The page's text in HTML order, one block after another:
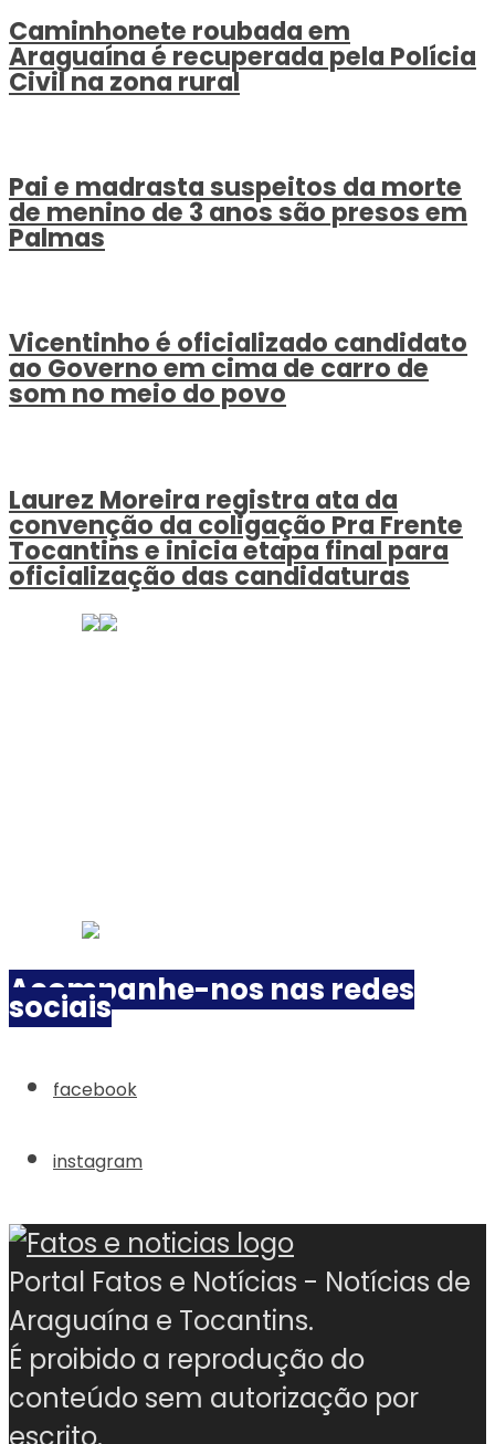
Caminhonete roubada em
Araguaína é recuperada pela Polícia
Civil na zona rural
Pai e madrasta suspeitos da morte
de menino de 3 anos são presos em
Palmas
Vicentinho é oficializado candidato
ao Governo em cima de carro de
som no meio do povo
Laurez Moreira registra ata da
convenção da coligação Pra Frente
Tocantins e inicia etapa final para
oficialização das candidaturas
Acompanhe-nos nas redes
sociais
facebook
instagram
Portal Fatos e Notícias - Notícias de
Araguaína e Tocantins.
É proibido a reprodução do
conteúdo sem autorização por